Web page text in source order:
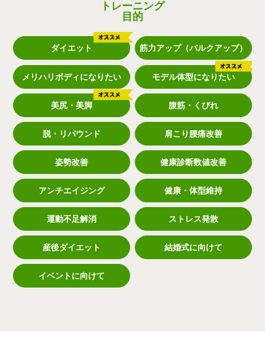
トレーニング
目的
ダイエット 筋力アップ（バルクアップ）
メリハリボディになりたい モデル体型になりたい
美尻・美脚 腹筋・くびれ
脱・リバウンド 肩こり腰痛改善
姿勢改善 健康診断数値改善
アンチエイジング 健康・体型維持
運動不足解消 ストレス発散
産後ダイエット 結婚式に向けて
イベントに向けて